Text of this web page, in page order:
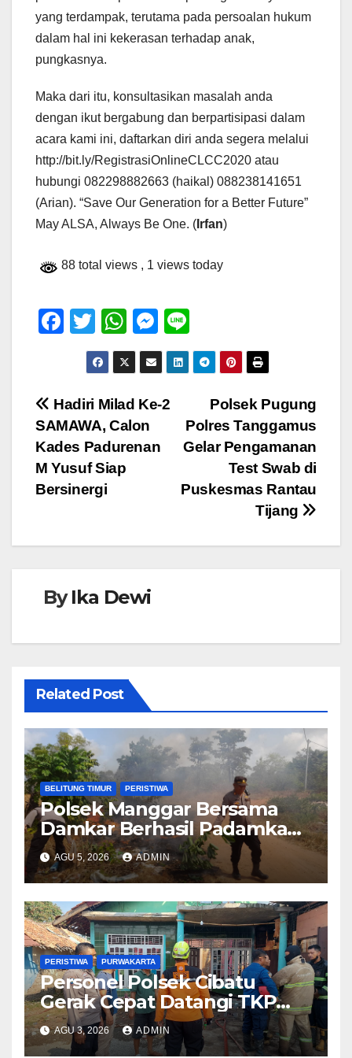
yang terdampak, terutama pada persoalan hukum
dalam hal ini kekerasan terhadap anak,
pungkasnya.
Maka dari itu, konsultasikan masalah anda
dengan ikut bergabung dan berpartisipasi dalam
acara kami ini, daftarkan diri anda segera melalui
http://bit.ly/RegistrasiOnlineCLCC2020 atau
hubungi 082298882663 (haikal) 088238141651
(Arian). “Save Our Generation for a Better Future”
May ALSA, Always Be One. ( Irfan)
88 total views , 1 views today
F
e
b
o
o
k
T
wi
tt
er
W
h
at
s
A
p
M
e
ss
e
g
n
e
Navigasi
pos
Polsek Pugung
Polres Tanggamus
Gelar Pengamanan
Test Swab di
Puskesmas Rantau
Tijang
Hadiri Milad Ke-2
SAMAWA, Calon
Kades Padurenan
M Yusuf Siap
Bersinergi
ByIka Dewi
Related Post
BELITUNG TIMUR PERISTIWA
Polsek Manggar Bersama
Damkar Berhasil Padamkan
Kebakaran Lahan di Desa
Sukamandi
AGU 5, 2026 ADMIN
PERISTIWA PURWAKARTA
Personel Polsek Cibatu
Gerak Cepat Datangi TKP
Kebakaran Rumah, Pastikan
Penanganan Berjalan
AGU 3, 2026 ADMIN